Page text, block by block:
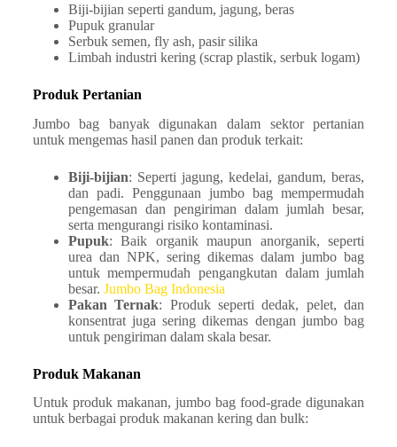
Biji-bijian seperti gandum, jagung, beras
Pupuk granular
Serbuk semen, fly ash, pasir silika
Limbah industri kering (scrap plastik, serbuk logam)
Produk Pertanian
Jumbo bag banyak digunakan dalam sektor pertanian
untuk mengemas hasil panen dan produk terkait:​
Biji-bijian: Seperti jagung, kedelai, gandum, beras,
dan padi. Penggunaan jumbo bag mempermudah
pengemasan dan pengiriman dalam jumlah besar,
serta mengurangi risiko kontaminasi. ​
Pupuk: Baik organik maupun anorganik, seperti
urea dan NPK, sering dikemas dalam jumbo bag
untuk mempermudah pengangkutan dalam jumlah
besar. ​ Jumbo Bag Indonesia
Pakan Ternak: Produk seperti dedak, pelet, dan
konsentrat juga sering dikemas dengan jumbo bag
untuk pengiriman dalam skala besar.
Produk Makanan
Untuk produk makanan, jumbo bag food-grade digunakan
untuk berbagai produk makanan kering dan bulk:​